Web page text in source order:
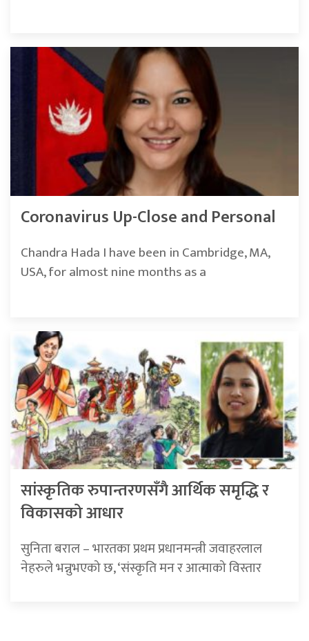
Coronavirus Up-Close and Personal
Chandra Hada I have been in Cambridge, MA,
USA, for almost nine months as a
सांस्कृतिक रुपान्तरणसँगै आर्थिक समृद्धि र
विकासको आधार
सुनिता बराल – भारतका प्रथम प्रधानमन्त्री जवाहरलाल
नेहरुले भन्नुभएको छ, ‘संस्कृति मन र आत्माको विस्तार